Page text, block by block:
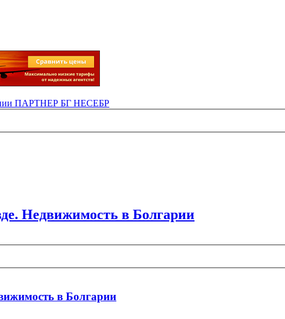
ПАРТНЕР БГ НЕСЕБР
Недвижимость в Болгарии
в Болгарии